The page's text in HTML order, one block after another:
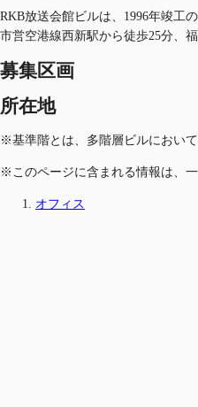
RKB放送会館ビルは、1996年竣工
市営空港線西新駅から徒歩25分、
募集区画
所在地
※基準階とは、多階層ビルにおい
※このページに含まれる情報は、
オフィス